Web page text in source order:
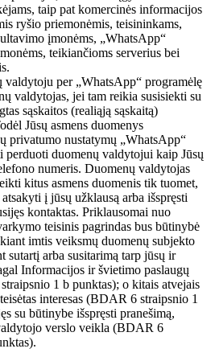
taip pat komercinės informacijos
ryšio priemonėmis, teisininkams,
įmonėms, „WhatsApp“
teikiančioms serverius bei
valdytoju per „WhatsApp“ programėlę
valdytojas, jei tam reikia susisiekti su
sąskaitos (realiąją sąskaitą)
Jūsų asmens duomenys
privatumo nustatymų „WhatsApp“
perduoti duomenų valdytojui kaip Jūsų
numeris. Duomenų valdytojas
kitus asmens duomenis tik tuomet,
į jūsų užklausą arba išspręsti
kontaktas. Priklausomai nuo
teisinis pagrindas bus būtinybė
imtis veiksmų duomenų subjekto
sutartį arba susitarimą tarp jūsų ir
Informacijos ir švietimo paslaugų
1 b punktas); o kitais atvejais
interesas (BDAR 6 straipsnio 1
su būtinybe išspręsti pranešimą,
verslo veikla (BDAR 6